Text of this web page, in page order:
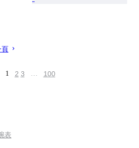
頁
1 2 3 … 100
表